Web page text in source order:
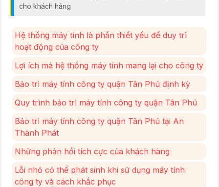
cho khách hàng
Hệ thống máy tính là phần thiết yếu để duy trì
hoạt động của công ty
Lợi ích mà hệ thống máy tính mang lại cho công ty
Bảo trì máy tính công ty quận Tân Phú định kỳ
Quy trình bảo trì máy tính công ty quận Tân Phú
Bảo trì máy tính công ty quận Tân Phú tại An
Thành Phát
Những phản hồi tích cực của khách hàng
Lỗi nhỏ có thể phát sinh khi sử dụng máy tính
công ty và cách khắc phục